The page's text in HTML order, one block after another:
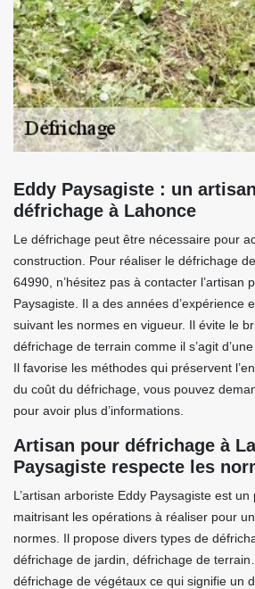
Eddy Paysagiste : un
défrichage à Lahonce
Le défrichage peut être nécessaire pour
construction. Pour réaliser le défrichage
64990, n’hésitez pas à contacter l’artisan
Paysagiste. Il a des années d’expérience
suivant les normes en vigueur. Il évite le
défrichage de terrain comme il s’agit
Il favorise les méthodes qui préservent
du coût du défrichage, vous pouvez
pour avoir plus d’informations.
Artisan pour défrichage à
Paysagiste respecte les
L’artisan arboriste Eddy Paysagiste est
maitrisant les opérations à réaliser pour
normes. Il propose divers types de
défrichage de jardin, défrichage de
défrichage de végétaux ce qui signifie un